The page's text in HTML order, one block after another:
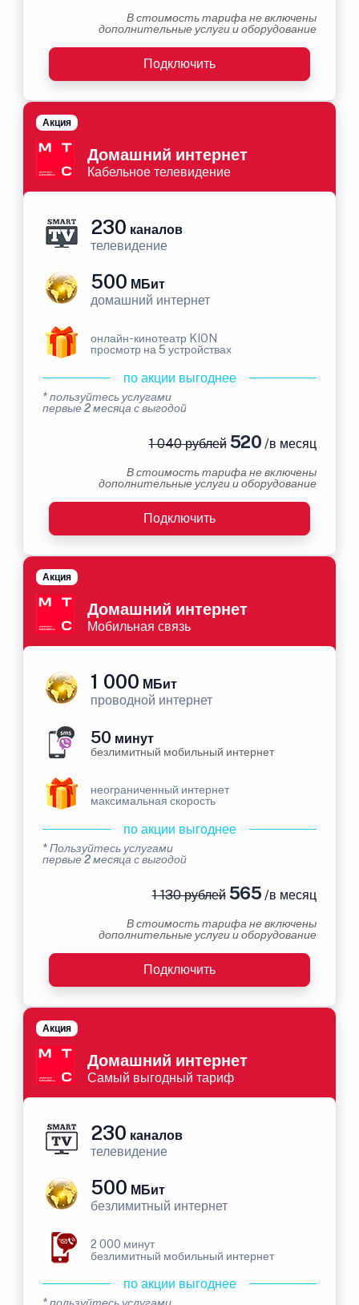
В стоимость тарифа не включены
дополнительные услуги и оборудование
Подключить
Домашний интернет
Кабельное телевидение
Акция
230 каналов
телевидение
500 МБит
домашний интернет
онлайн-кинотеатр KION
просмотр на 5 устройствах
по акции выгоднее
* пользуйтесь услугами
первые 2 месяца с выгодой
1 040 рублей520 /в месяц
В стоимость тарифа не включены
дополнительные услуги и оборудование
Подключить
Домашний интернет
Мобильная связь
Акция
1 000 МБит
проводной интернет
50 минут
безлимитный мобильный интернет
неограниченный интернет
максимальная скорость
по акции выгоднее
* Пользуйтесь услугами
первые 2 месяца с выгодой
1 130 рублей565 /в месяц
В стоимость тарифа не включены
дополнительные услуги и оборудование
Подключить
Домашний интернет
Самый выгодный тариф
Акция
230 каналов
телевидение
500 МБит
безлимитный интернет
2 000 минут
безлимитный мобильный интернет
по акции выгоднее
* пользуйтесь услугами